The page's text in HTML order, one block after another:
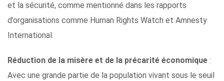
et la sécurité, comme mentionné dans les rapports
d’organisations comme Human Rights Watch et Amnesty
International.
Réduction de la misère et de la précarité économique :
Avec une grande partie de la population vivant sous le seuil